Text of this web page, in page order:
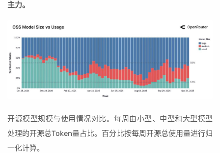
主力。
开源模型规模与使用情况对比。每周由小型、中型和大型模型
处理的开源总Token量占比。百分比按每周开源总使用量进行归
一化计算。